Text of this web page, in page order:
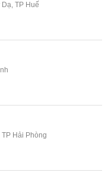
TP Huế
Hải Phòng